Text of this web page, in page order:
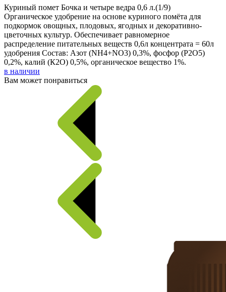
Куриный помет Бочка и четыре ведра 0,6 л.(1/9)
Органическое удобрение на основе куриного помёта для
подкормок овощных, плодовых, ягодных и декоративно-
цветочных культур. Обеспечивает равномерное
распределение питательных веществ 0,6л концентрата = 60л
удобрения Состав: Азот (NH4+NO3) 0,3%, фосфор (Р2О5)
0,2%, калий (К2О) 0,5%, органическое вещество 1%.
в наличии
Вам может понравиться